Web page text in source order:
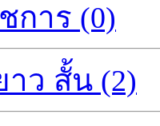
การ (0)
าว สั้น (2)